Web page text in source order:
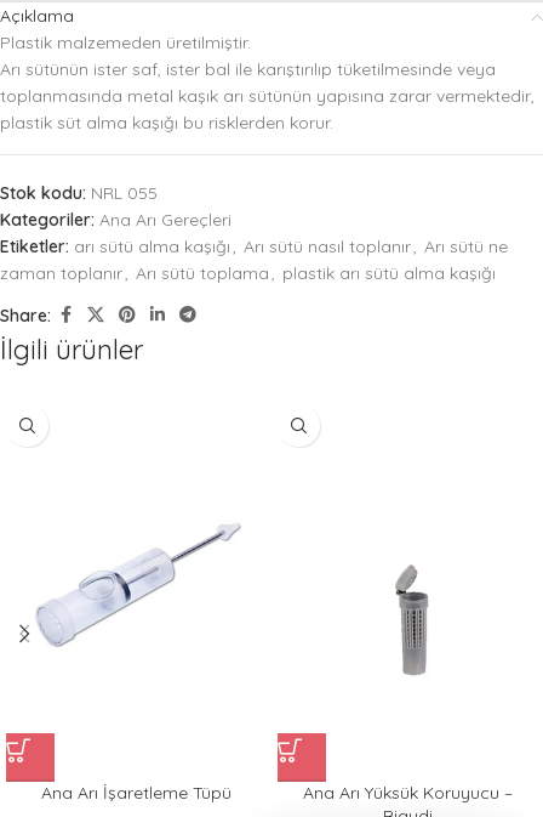
Açıklama
Plastik malzemeden üretilmiştir.
Arı sütünün ister saf, ister bal ile karıştırılıp tüketilmesinde veya
toplanmasında metal kaşık arı sütünün yapısına zarar vermektedir,
plastik süt alma kaşığı bu risklerden korur.
Stok kodu: NRL 055
Kategoriler: Ana Arı Gereçleri
Etiketler: arı sütü alma kaşığı, Arı sütü nasıl toplanır, Arı sütü ne
zaman toplanır, Arı sütü toplama, plastik arı sütü alma kaşığı
Share:
İlgili ürünler
Ana Arı İşaretleme Tüpü
Ana Arı Yüksük Koruyucu –